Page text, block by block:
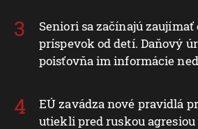
Seniori sa začínajú
príspevok od detí. Daňový
poisťovňa im informácie
EÚ zavádza nové pravidlá
utiekli pred ruskou agresiou